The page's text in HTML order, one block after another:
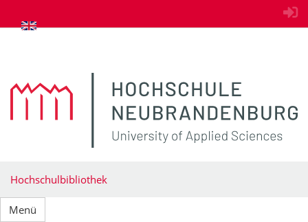
zum Inhalt springen
Hochschulbibliothek
Menü